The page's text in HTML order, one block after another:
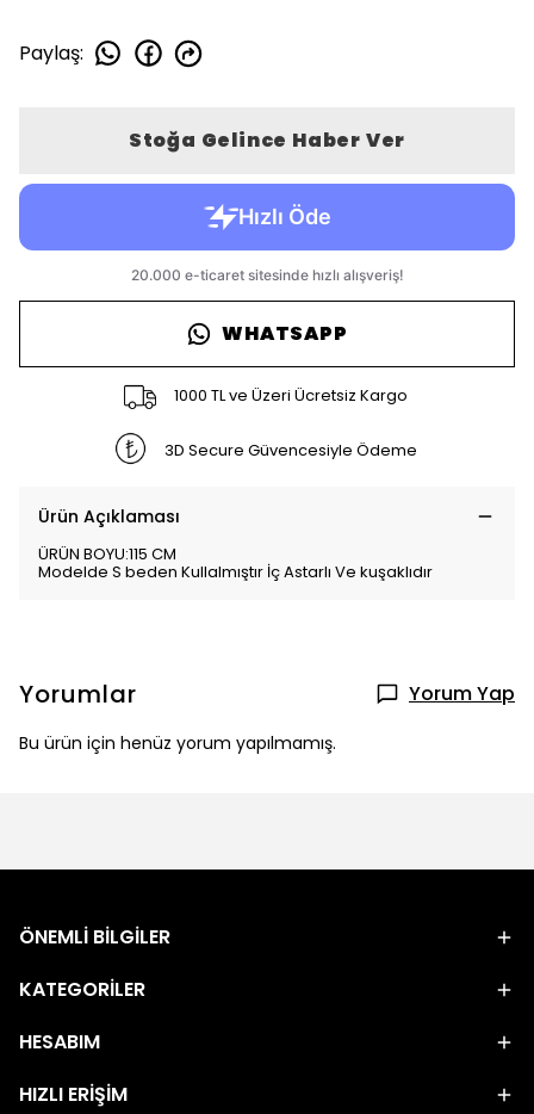
Paylaş:
Stoğa Gelince Haber Ver
WHATSAPP
1000 TL ve Üzeri Ücretsiz Kargo
3D Secure Güvencesiyle Ödeme
Ürün Açıklaması
ÜRÜN BOYU:115 CM
Modelde S beden Kullalmıştır İç Astarlı Ve kuşaklıdır
Yorumlar Yorum Yap
Bu ürün için henüz yorum yapılmamış.
ÖNEMLİ BİLGİLER
KATEGORİLER
HESABIM
HIZLI ERİŞİM